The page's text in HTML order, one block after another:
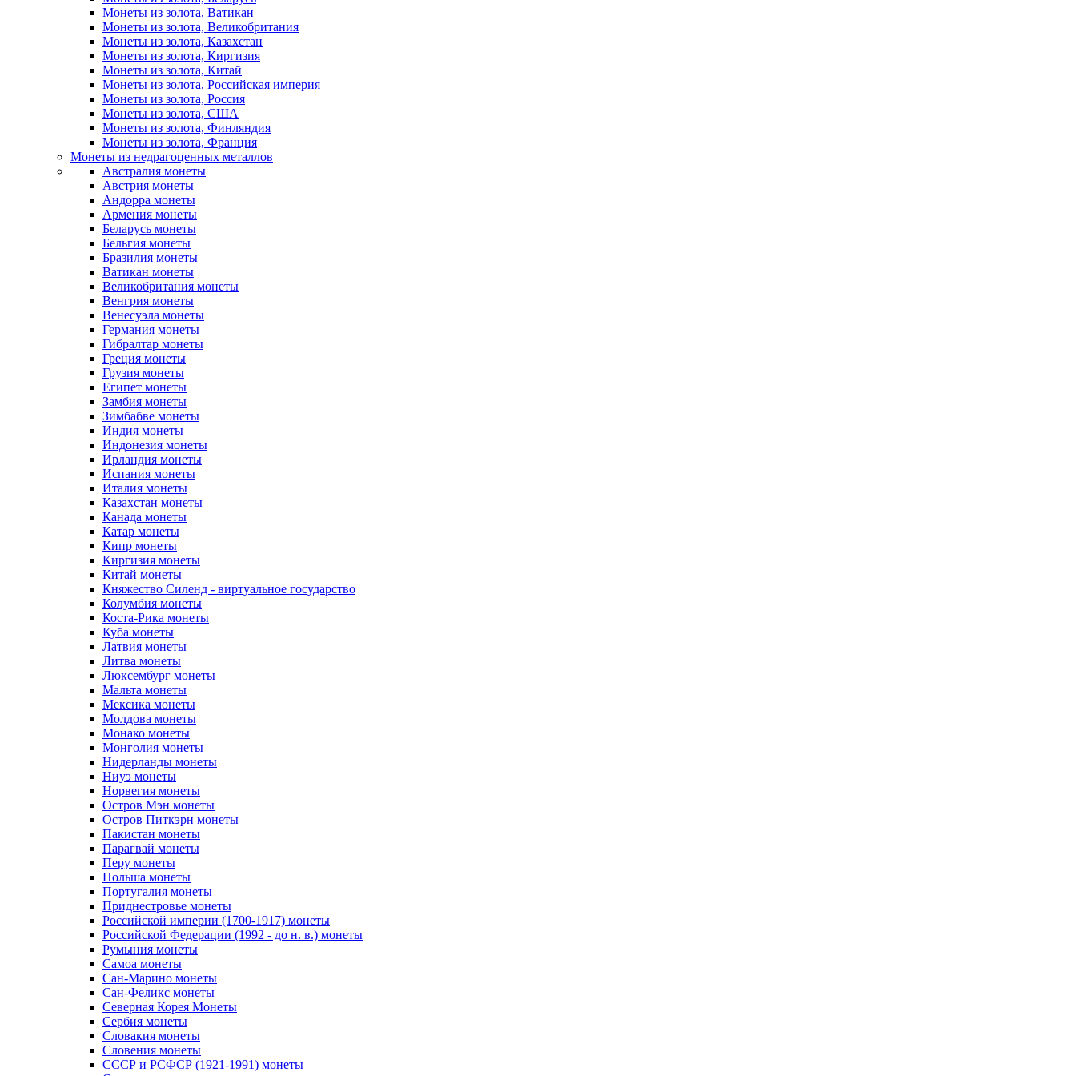
Монеты из золота, Ватикан
Монеты из золота, Великобритания
Монеты из золота, Казахстан
Монеты из золота, Киргизия
Монеты из золота, Китай
Монеты из золота, Российская империя
Монеты из золота, Россия
Монеты из золота, США
Монеты из золота, Финляндия
Монеты из золота, Франция
Монеты из недрагоценных металлов
Австралия монеты
Австрия монеты
Андорра монеты
Армения монеты
Беларусь монеты
Бельгия монеты
Бразилия монеты
Ватикан монеты
Великобритания монеты
Венгрия монеты
Венесуэла монеты
Германия монеты
Гибралтар монеты
Греция монеты
Грузия монеты
Египет монеты
Замбия монеты
Зимбабве монеты
Индия монеты
Индонезия монеты
Ирландия монеты
Испания монеты
Италия монеты
Казахстан монеты
Канада монеты
Катар монеты
Кипр монеты
Киргизия монеты
Китай монеты
Княжество Силенд - виртуальное государство
Колумбия монеты
Коста-Рика монеты
Куба монеты
Латвия монеты
Литва монеты
Люксембург монеты
Мальта монеты
Мексика монеты
Молдова монеты
Монако монеты
Монголия монеты
Нидерланды монеты
Ниуэ монеты
Норвегия монеты
Остров Мэн монеты
Остров Питкэрн монеты
Пакистан монеты
Парагвай монеты
Перу монеты
Польша монеты
Португалия монеты
Приднестровье монеты
Российской империи (1700-1917) монеты
Российской Федерации (1992 - до н. в.) монеты
Румыния монеты
Самоа монеты
Сан-Марино монеты
Сан-Феликс монеты
Северная Корея Монеты
Сербия монеты
Словакия монеты
Словения монеты
СССР и РСФСР (1921-1991) монеты